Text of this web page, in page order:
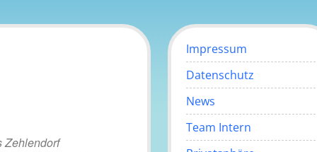
Zehlendorf
Impressum
Datenschutz
News
Team Intern